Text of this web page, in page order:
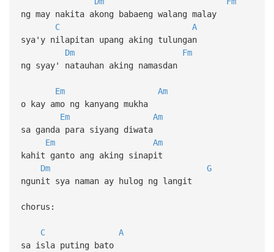
ng may nakita akong babaeng walang malay
C
A
sya'y nilapitan upang aking tulungan
Dm
Fm
ng syay' natauhan aking namasdan
Em
Am
o kay amo ng kanyang mukha
Em
Am
sa ganda para siyang diwata
Em
Am
kahit ganto ang aking sinapit
Dm
G
ngunit sya naman ay hulog ng langit
chorus:
C
A
sa isla puting bato